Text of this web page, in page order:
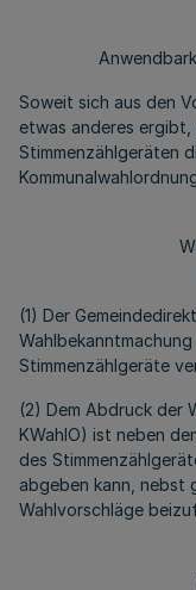
Soweit sich aus den
etwas anderes
Stimmenzählgeräten
(1) Der
Stimmenzählgeräte
(2) Dem Abdruck der
KWahlO) ist neben
des
abgeben kann, nebst
Wahlvorschläge